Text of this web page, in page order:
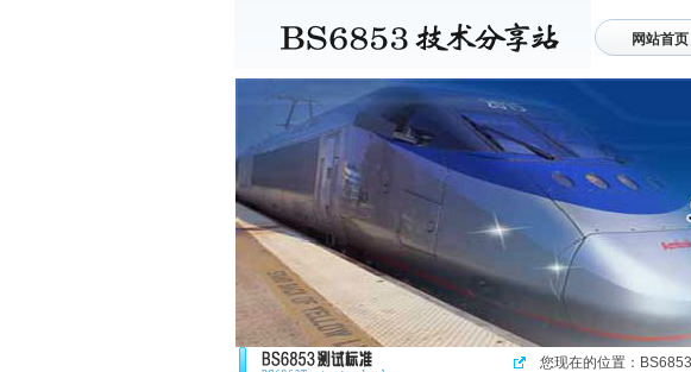
网站首页
联系我们
您现在的位置：